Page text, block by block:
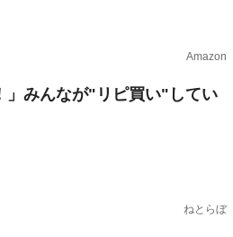
Amazon
」みんなが"リピ買い"してい
ねとらぼ